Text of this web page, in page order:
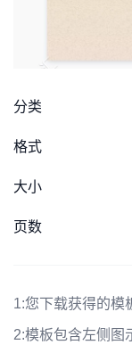
分类
格式
大小
页数
1:您下载获得的模
2:模板包含左侧图